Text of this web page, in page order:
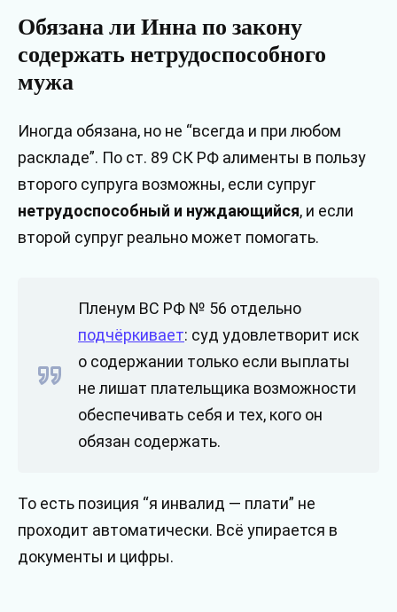
Обязана ли Инна по закону
содержать нетрудоспособного
мужа
Иногда обязана, но не “всегда и при любом
раскладе”. По ст. 89 СК РФ алименты в пользу
второго супруга возможны, если супруг
нетрудоспособный и нуждающийся, и если
второй супруг реально может помогать.
Пленум ВС РФ № 56 отдельно
подчёркивает: суд удовлетворит иск
о содержании только если выплаты
не лишат плательщика возможности
обеспечивать себя и тех, кого он
обязан содержать.
То есть позиция “я инвалид — плати” не
проходит автоматически. Всё упирается в
документы и цифры.